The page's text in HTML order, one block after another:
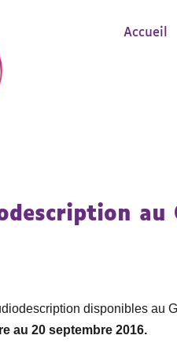
Accueil
disponibles au
au 20 septembre 2016.